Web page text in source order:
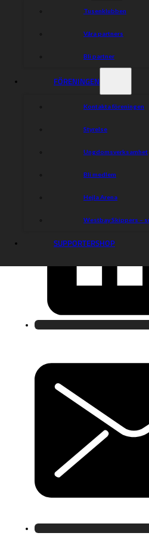
Tusenklubben
Våra partners
Bli partner
FÖRENINGEN
Kontakta föreningen
Styrelse
Ungdomsverksamhet
Bli medlem
Hejla Arena
Westbay Skippers –
SUPPORTERSHOP